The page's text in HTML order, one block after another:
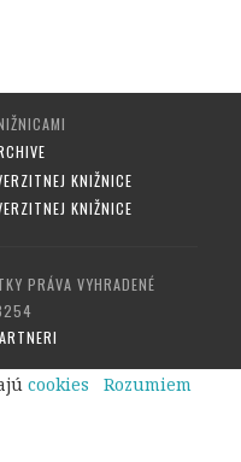
PRÁVA VYHRADENÉ
cookies
Rozumiem